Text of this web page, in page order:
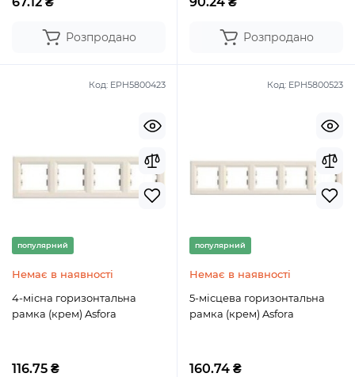
Розпродано Розпродано
Код: EPH5800423
популярний
Немає в наявності
4-місна горизонтальна
рамка (крем) Asfora
116.75 ₴
Код: EPH5800523
популярний
Немає в наявності
5-місцева горизонтальна
рамка (крем) Asfora
160.74 ₴